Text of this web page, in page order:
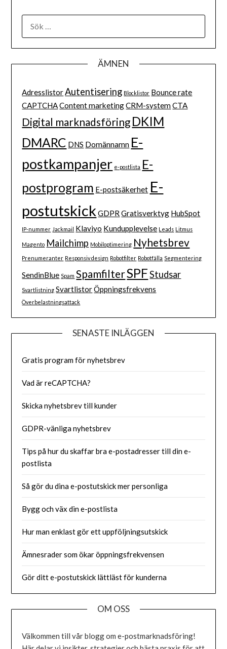
ÄMNEN
AdresslistorAutentisering Blocklistor Bounce rate
CAPTCHAContent marketingCRM-systemCTA
Digital marknadsföring DKIM
DMARC DNS Domännamn E-
postkampanjer e-postlista E-
postprogram E-postsäkerhet E-
postutskick GDPRGratisverktyg HubSpot
IP-nummer Jackmail Klaviyo Kundupplevelse Leads Litmus
Magento Mailchimp Mobiloptimering Nyhetsbrev
Prenumeranter Responsiv design Robotfilter Robotfälla Segmentering
SendinBlue Spam SpamfilterSPF Studsar
Svartlistning SvartlistorÖppningsfrekvens
Överbelastningsattack
SENASTE INLÄGGEN
Gratis program för nyhetsbrev
Vad är reCAPTCHA?
Skicka nyhetsbrev till kunder
GDPR-vänliga nyhetsbrev
Tips på hur du skaffar bra e-postadresser till din e-
postlista
Så gör du dina e-postutskick mer personliga
Bygg och väx din e-postlista
Hur man enklast gör ett uppföljningsutskick
Ämnesrader som ökar öppningsfrekvensen
Gör ditt e-postutskick lättläst för kunderna
OM OSS
Välkommen till vår blogg om e-postmarknadsföring!